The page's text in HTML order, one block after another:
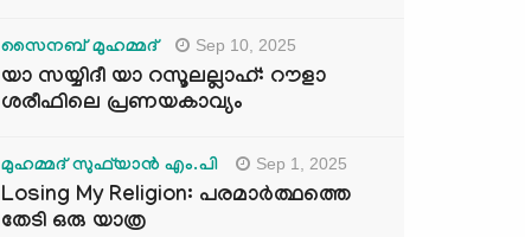
സൈനബ് മുഹമ്മദ് Sep 10, 2025
യാ സയ്യിദീ യാ റസൂലല്ലാഹ്: റൗളാ
ശരീഫിലെ പ്രണയകാവ്യം
മുഹമ്മദ് സുഫ്‌യാൻ എം.പി Sep 1, 2025
Losing My Religion: പരമാർത്ഥത്തെ
തേടി ഒരു യാത്ര